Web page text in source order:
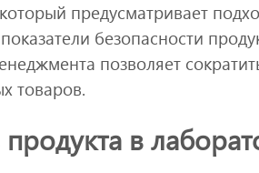
предусматривает
безопасности
позволяет
товаров.
в